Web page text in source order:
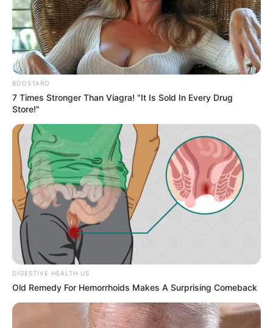
BOOSTARO
7 Times Stronger Than Viagra! "It Is Sold In Every Drug
Store!"
DIGESTIVE HEALTH US
Old Remedy For Hemorrhoids Makes A Surprising Comeback